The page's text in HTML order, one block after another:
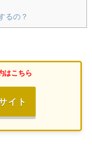
るの？
はこちら
イト